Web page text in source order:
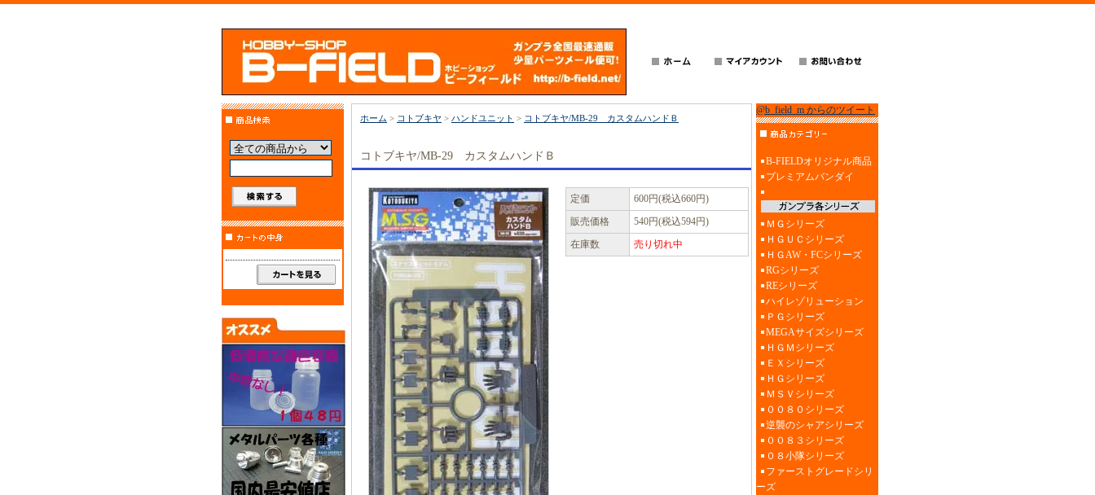
ホーム > コトブキヤ > ハンドユニット > コトブキヤ/MB-29 カスタムハンドＢ
コトブキヤ/MB-29 カスタムハンドＢ
定価
600円(税込660円)
販売価格
540円(税込594円)
在庫数
売り切れ中
@b_field_m からのツイート
B-FIELDオリジナル商品
プレミアムバンダイ
ＭＧシリーズ
ＨＧＵＣシリーズ
ＨＧAW・FCシリーズ
RGシリーズ
REシリーズ
ハイレゾリューション
ＰＧシリーズ
MEGAサイズシリーズ
ＨＧＭシリーズ
ＥＸシリーズ
ＨＧシリーズ
ＭＳＶシリーズ
００８０シリーズ
逆襲のシャアシリーズ
００８３シリーズ
０８小隊シリーズ
ファーストグレードシリ
ーズ